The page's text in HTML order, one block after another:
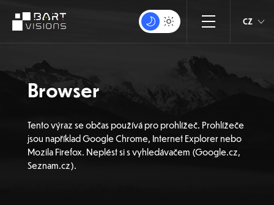
CZ
Browser
Tento výraz se občas používá pro prohlížeč. Prohlížeče
jsou například Google Chrome, Internet Explorer nebo
Mozila Firefox. Neplést si s vyhledávačem (Google.cz,
Seznam.cz).